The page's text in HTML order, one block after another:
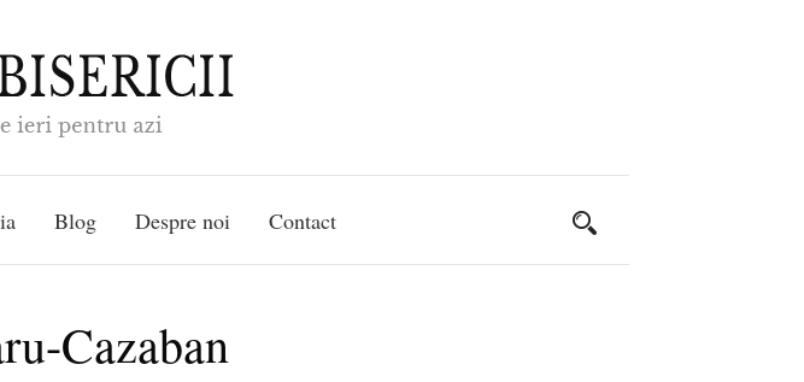
Blog Despre noi Contact
Cazaban